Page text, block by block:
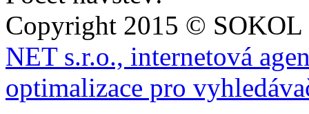
Copyright 2015 ©
NET s.r.o., internetová
optimalizace pro